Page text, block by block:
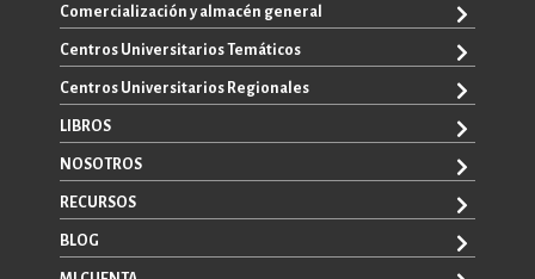
Comercialización y almacén general
ventas@editorial.udg.mx
WhatsApp: +52 33 1433 6869
Centros Universitarios Temáticos
CUAAD
CUCEA
CUCBA
CUCEI
CUCSH
Centros Universitarios Regionales
CUAAD
CUCBA
CUCOSTA
CUCHAPALA
CUCSH
LIBROS
TODOS LOS LIBROS
E-BOOKS
CATÁLOGOS
NOSOTROS
SOBRE NOSOTROS
CONTACTO
RECURSOS
PROMOCIONALES
CONVOCATORIAS
BLOG